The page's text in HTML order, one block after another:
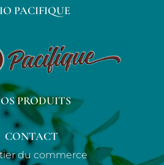
PACIFIQUE
PRODUITS
CONTACT
du commerce